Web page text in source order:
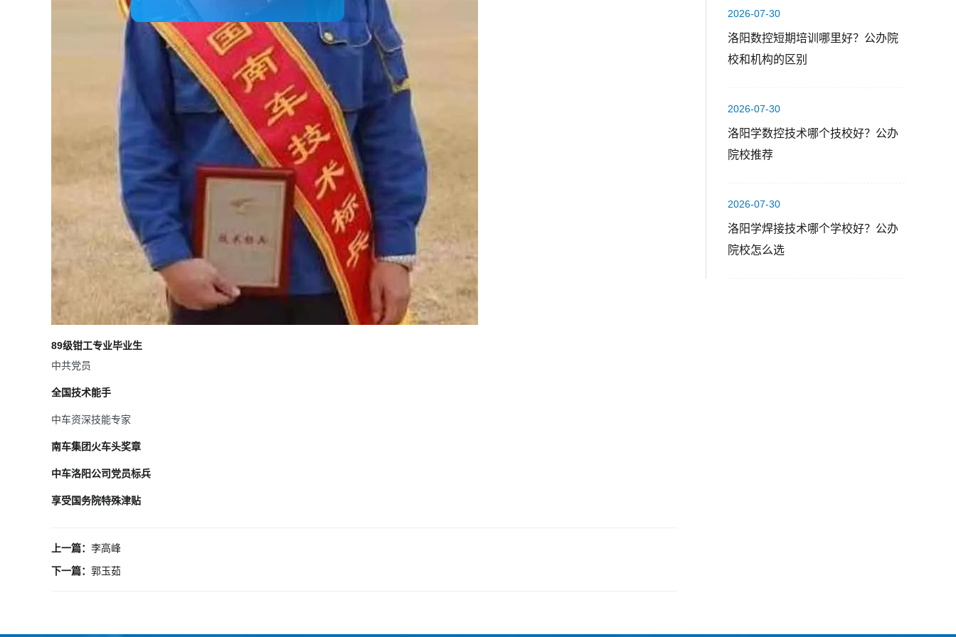
89级钳工专业毕业生
中共党员
全国技术能手
中车资深技能专家
南车集团火车头奖章
中车洛阳公司党员标兵
享受国务院特殊津贴
上一篇： 李高峰
下一篇： 郭玉茹
2026-07-30
洛阳数控短期培训哪里好？公办院
校和机构的区别
2026-07-30
洛阳学数控技术哪个技校好？公办
院校推荐
2026-07-30
洛阳学焊接技术哪个学校好？公办
院校怎么选